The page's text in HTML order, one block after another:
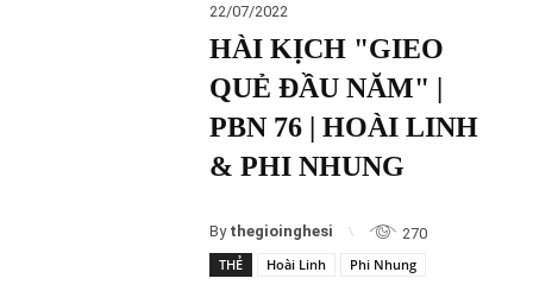
22/07/2022
HÀI KỊCH "GIEO
QUẺ ĐẦU NĂM" |
PBN 76 | HOÀI LINH
& PHI NHUNG
By thegioinghesi
270
THẺ
Hoài Linh Phi Nhung